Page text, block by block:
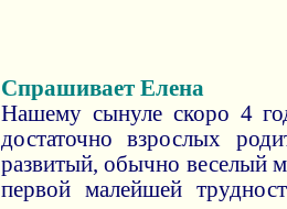
Спрашивает Елена
Нашему сынуле скоро 4
достаточно взрослых
развитый, обычно веселый
первой малейшей